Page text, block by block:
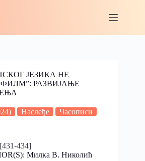
ЈЕЗИКА НЕ
РАЗВИЈАЊЕ
Наслеђе Часописи
[431-434]
Милка В. Николић